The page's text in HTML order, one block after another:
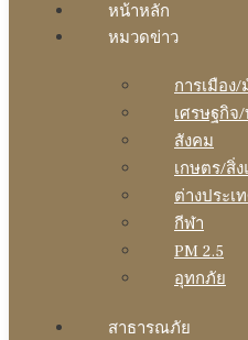
หน้าหลัก
หมวดข่าว
การเมือง
เศรษฐกิจ
สังคม
เกษตร/สิ่
ต่างประเ
กีฬา
PM 2.5
อุทกภัย
สาธารณภัย